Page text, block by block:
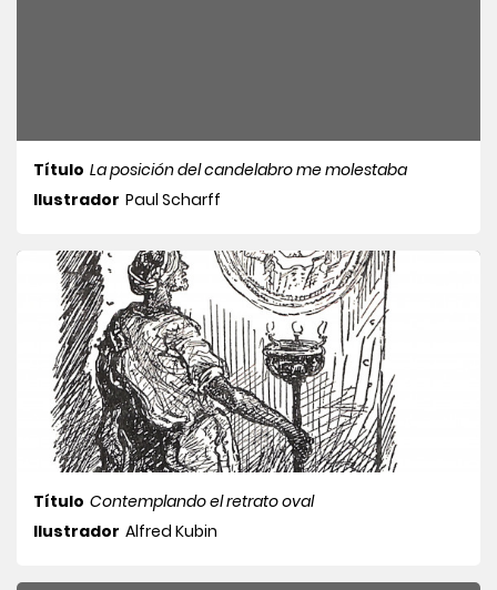
Título La posición del candelabro me molestaba
Ilustrador Paul Scharff
Título Contemplando el retrato oval
Ilustrador Alfred Kubin